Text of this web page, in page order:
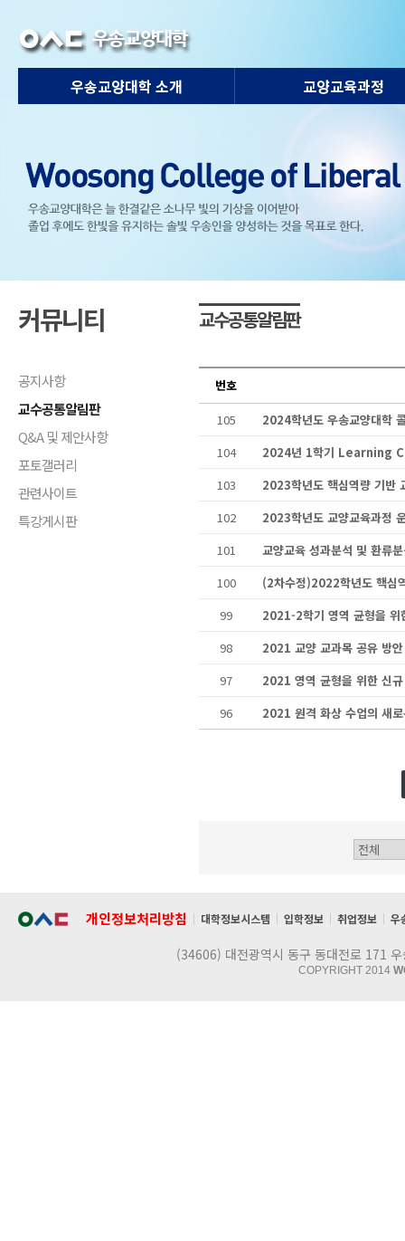
우송교양대학 소개 교양교육과정
커뮤니티
공지사항
교수공통알림판
Q&A 및 제안사항
포토갤러리
관련사이트
특강게시판
교수공통알림판
번호
105
104
2024년 1학기 Learning
103
102
101
100
99
98
2021 교양 교과목 공유 방
97
2021 영역 균형을 위한 신
96
개인정보처리방침 대학정보시스템 입학정보 취업정보 우
(34606) 대전광역시 동구 동대전로 171
COPYRIGHT 2014